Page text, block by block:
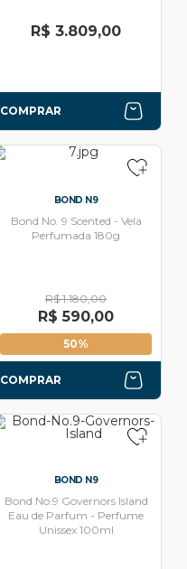
R$ 3.809,00
COMPRAR
BOND N9
Bond No. 9 Scented - Vela
Perfumada 180g
R$ 1.180,00
R$ 590,00
50%
COMPRAR
BOND N9
Bond No.9 Governors Island
Eau de Parfum - Perfume
Unissex 100ml